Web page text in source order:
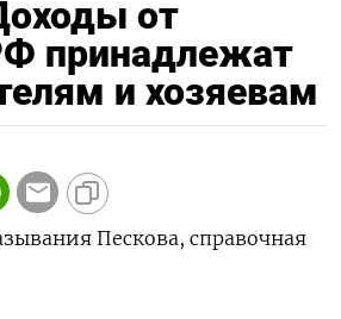
от
принадлежат
и хозяевам
Пескова, справочная